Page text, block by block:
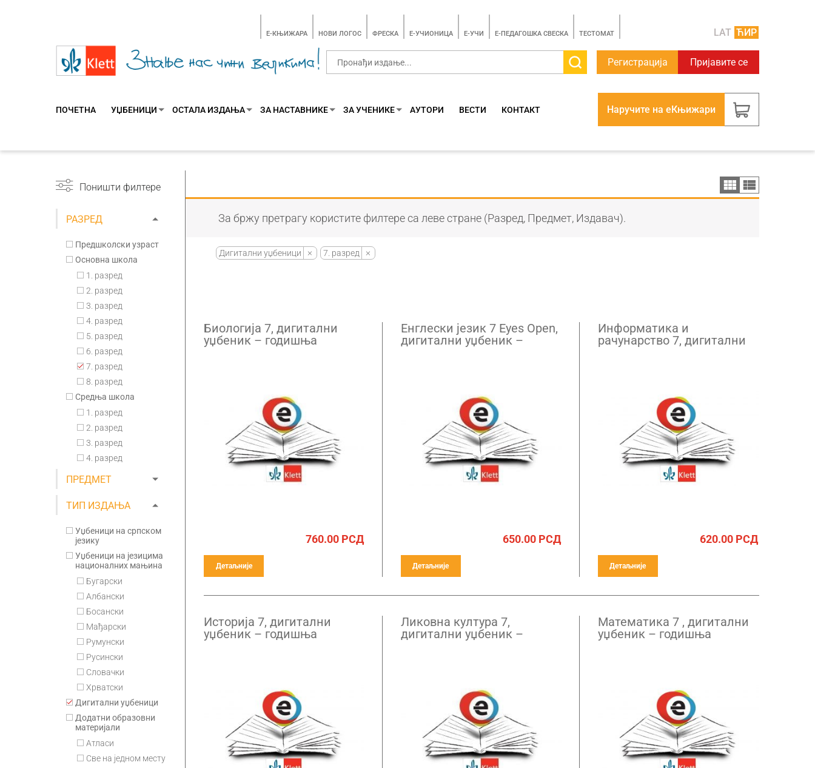
E-КЊИЖАРА НОВИ ЛОГОС ФРЕСКА E-УЧИОНИЦА E-УЧИ Е-ПЕДАГОШКА СВЕСКА TЕСТОМАТ LAT ЋИР
Регистрација Пријавите се
ПОЧЕТНА УЏБЕНИЦИ ОСТАЛА ИЗДАЊА ЗА НАСТАВНИКЕ ЗА УЧЕНИКЕ АУТОРИ ВЕСТИ КОНТАКТ Наручите на еКњижари
Поништи филтере
РАЗРЕД
Предшколски узраст
Основна школа
1. разред
2. разред
3. разред
4. разред
5. разред
6. разред
7. разред
8. разред
Средња школа
1. разред
2. разред
3. разред
4. разред
ПРЕДМЕТ
ТИП ИЗДАЊА
Уџбеници на српском
језику
Уџбеници на језицима
националних мањина
Бугарски
Албански
Босански
Мађарски
Румунски
Русински
Словачки
Хрватски
Дигитални уџбеници
Додатни образовни
материјали
Атласи
Све на једном месту
За бржу претрагу користите филтере са леве стране (Разред, Предмет, Издавач).
Дигитални уџбеници 7. разред
Биологија 7, дигитални
уџбеник – годишња
760.00РСД
Детаљније
Енглески језик 7 Eyes Open,
дигитални уџбеник –
650.00РСД
Детаљније
Информатика и
рачунарство 7, дигитални
620.00РСД
Детаљније
Историја 7, дигитални
уџбеник – годишња
Ликовна култура 7,
дигитални уџбеник –
Математика 7 , дигитални
уџбеник – годишња